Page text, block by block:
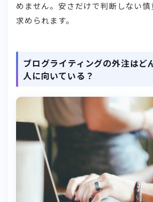
めません。安さだけで判断しない
求められます。
ブログライティングの外注はど
人に向いている？